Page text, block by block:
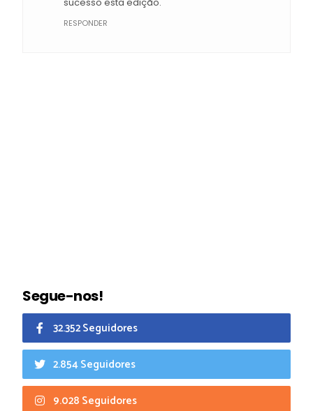
RESPONDER
Segue-nos!
32.352 Seguidores
2.854 Seguidores
9.028 Seguidores